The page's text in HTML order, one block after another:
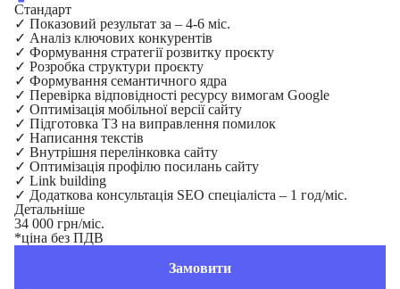
Стандарт
✓ Показовий результат за – 4-6 міс.
✓ Аналіз ключових конкурентів
✓ Формування стратегії розвитку проєкту
✓ Розробка структури проєкту
✓ Формування семантичного ядра
✓ Перевірка відповідності ресурсу вимогам Google
✓ Оптимізація мобільної версії сайту
✓ Підготовка ТЗ на виправлення помилок
✓ Написання текстів
✓ Внутрішня перелінковка сайту
✓ Оптимізація профілю посилань сайту
✓ Link building
✓ Додаткова консультація SEO спеціаліста – 1 год/міс.
Детальніше
34 000 грн/міс.
*ціна без ПДВ
Замовити